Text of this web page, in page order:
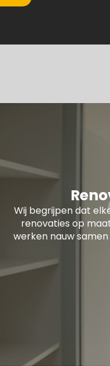
Wij begrijpen dat
renovaties op
werken nauw